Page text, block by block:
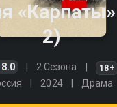
2)
8.0 2 Сезона 18+
2024 Драма